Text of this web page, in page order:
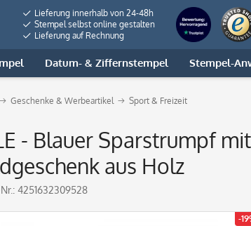
Lieferung innerhalb von 24-48h
Stempel selbst online gestalten
Lieferung auf Rechnung
Datum- & Ziffernstempel Stempel-
Geschenke & Werbeartikel Sport & Freizeit
- Blauer Sparstrumpf
aus Holz
4251632309528
-